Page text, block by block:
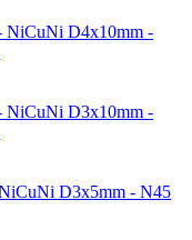
D4x10mm -
D3x10mm -
D3x5mm - N45